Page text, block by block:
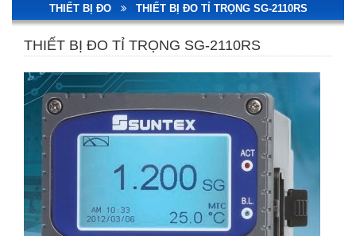
hiệu quả
Thiết bị đo pH nhãn hiệu SUNTEX
Cảm biến pH Mettler Toledo 405-60-SC-P-PA-K19/120/3m
THIẾT BỊ ĐO THIẾT BỊ ĐO TỈ TRỌNG SG-2110RS
THIẾT BỊ ĐO TỈ TRỌNG SG-2110RS